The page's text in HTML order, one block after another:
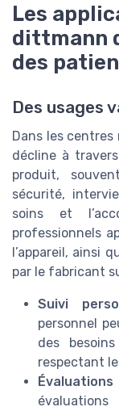
Les
dittmann
des
Des usages
Dans les
décline à
produit,
sécurité,
soins et
professionnels
l’appareil, ainsi
par le fabricant
Suivi
personnel
des
respectant
évaluations